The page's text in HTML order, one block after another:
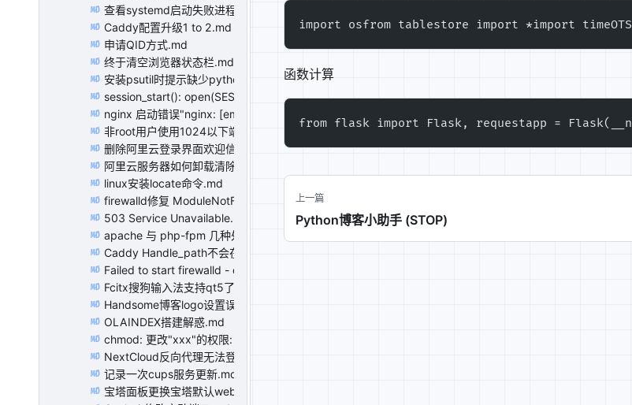
MD 查看systemd启动失败进程.md
MD Caddy配置升级1 to 2.md
MD 申请QID方式.md
MD 终于清空浏览器状态栏.md
MD 安装psutil时提示缺少python.h头文件(作记录).md
MD session_start(): open(SESSION_FILE, O_RDWR)) failed: Permission denied (13)的处理.md
MD nginx 启动错误"nginx: [emerg] host not found in upstream "解决方案.md
MD 非root用户使用1024以下端口 setcap 'cap_net_bind_service= ep'.md
MD 删除阿里云登录界面欢迎信息.md
MD 阿里云服务器如何卸载清除监控（安骑士、阿里云盾）并屏蔽IP监测.md
MD linux安装locate命令.md
MD firewalld修复 ModuleNotFoundError: No module named ‘six’.md
MD 503 Service Unavailable.md
MD apache 与 php-fpm 几种处理方式.md
MD Caddy Handle_path不会在应用程序URL中附加前缀.md
MD Failed to start firewalld - dynamic firewall daemon.md
MD Fcitx搜狗输入法支持qt5了.md
MD Handsome博客logo设置误区.md
MD OLAINDEX搭建解惑.md
MD chmod: 更改"xxx"的权限: 不允许的操作.md
MD NextCloud反向代理无法登陆.md
MD 记录一次cups服务更新.md
MD 宝塔面板更换宝塔默认web服务器.md
import osfrom tablestore import *import time
函数计算
from flask import Flask, requestapp =
上一篇
Python博客小助手 (STOP)